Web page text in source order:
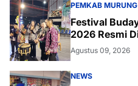
PEMKAB
Festival
2026 Resmi
Agustus 09, 2026
NEWS